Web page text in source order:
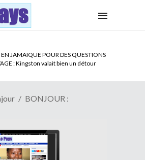
JAMAIQUE POUR DES QUESTIONS
: Kingston valait bien un détour
BONJOUR :